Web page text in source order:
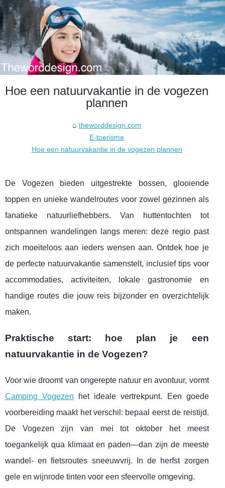
Hoe een natuurvakantie in de vogezen
plannen
theworddesign.com
E-toerisme
Hoe een natuurvakantie in de vogezen plannen
De Vogezen bieden uitgestrekte bossen, glooiende
toppen en unieke wandelroutes voor zowel gezinnen als
fanatieke natuurliefhebbers. Van huttentochten tot
ontspannen wandelingen langs meren: deze regio past
zich moeiteloos aan ieders wensen aan. Ontdek hoe je
de perfecte natuurvakantie samenstelt, inclusief tips voor
accommodaties, activiteiten, lokale gastronomie en
handige routes die jouw reis bijzonder en overzichtelijk
maken.
Praktische start: hoe plan je een
natuurvakantie in de Vogezen?
Voor wie droomt van ongerepte natuur en avontuur, vormt
Camping Vogezen het ideale vertrekpunt. Een goede
voorbereiding maakt het verschil: bepaal eerst de reistijd.
De Vogezen zijn van mei tot oktober het meest
toegankelijk qua klimaat en paden—dan zijn de meeste
wandel- en fietsroutes sneeuwvrij. In de herfst zorgen
gele en wijnrode tinten voor een sfeervolle omgeving.